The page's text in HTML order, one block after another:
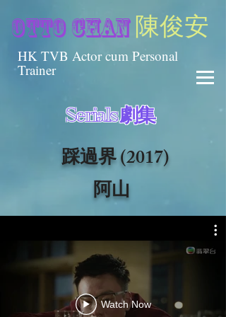
otto chan陳俊安
HK TVB Actor cum Personal
Trainer
Serials 劇集
踩過界(2017)
阿山
Watch Now